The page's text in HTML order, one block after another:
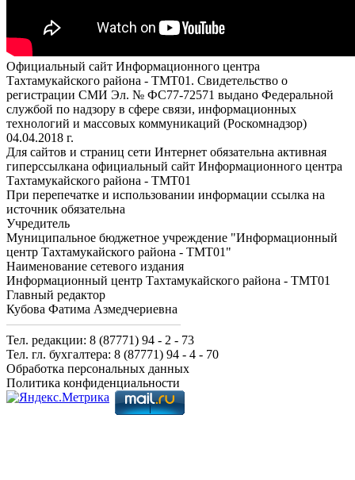
Официальный сайт Информационного центра
Тахтамукайского района - ТМТ01. Свидетельство о
регистрации СМИ Эл. № ФС77-72571 выдано Федеральной
службой по надзору в сфере связи, информационных
технологий и массовых коммуникаций (Роскомнадзор)
04.04.2018 г.
Для сайтов и страниц сети Интернет обязательна активная
гиперссылкана официальный сайт Информационного центра
Тахтамукайского района - ТМТ01
При перепечатке и использовании информации ссылка на
источник обязательна
Учредитель
Муниципальное бюджетное учреждение "Информационный
центр Тахтамукайского района - ТМТ01"
Наименование сетевого издания
Информационный центр Тахтамукайского района - ТМТ01
Главный редактор
Кубова Фатима Азмедчериевна
Тел. редакции: 8 (87771) 94 - 2 - 73
Тел. гл. бухгалтера: 8 (87771) 94 - 4 - 70
Обработка персональных данных
Политика конфиденциальности